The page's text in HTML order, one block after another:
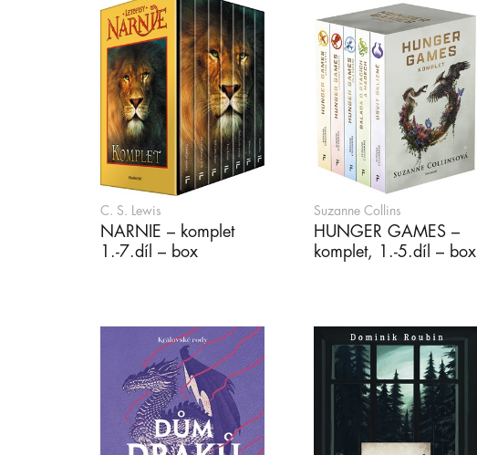
C. S. Lewis
NARNIE – komplet
1.-7.díl – box
Suzanne Collins
HUNGER GAMES –
komplet, 1.-5.díl – box